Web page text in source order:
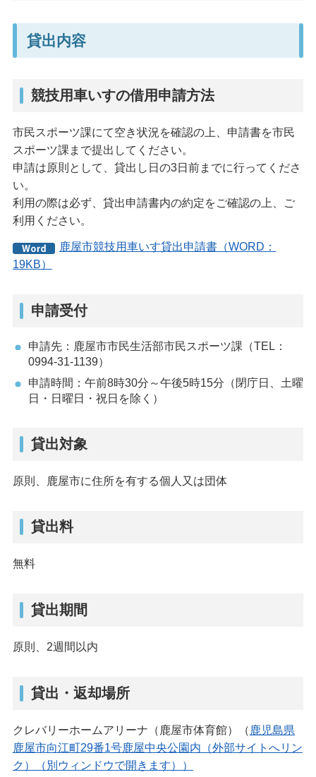
貸出内容
競技用車いすの借用申請方法
市民スポーツ課にて空き状況を確認の上、申請書を市民
スポーツ課まで提出してください。
申請は原則として、貸出し日の3日前までに行ってくださ
い。
利用の際は必ず、貸出申請書内の約定をご確認の上、ご
利用ください。
鹿屋市競技用車いす貸出申請書（WORD：
19KB）
申請受付
申請先：鹿屋市市民生活部市民スポーツ課（TEL：
0994-31-1139）
申請時間：午前8時30分～午後5時15分（閉庁日、土曜
日・日曜日・祝日を除く）
貸出対象
原則、鹿屋市に住所を有する個人又は団体
貸出料
無料
貸出期間
原則、2週間以内
貸出・返却場所
クレバリーホームアリーナ（鹿屋市体育館）（ 鹿児島県
鹿屋市向江町29番1号鹿屋中央公園内（外部サイトへリン
ク）（別ウィンドウで開きます））